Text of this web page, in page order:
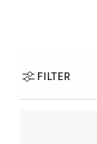
FILTER